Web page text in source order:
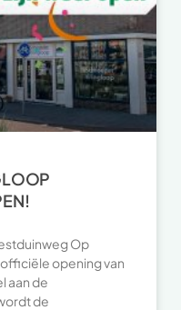
Op
officiële opening van
aan de
de